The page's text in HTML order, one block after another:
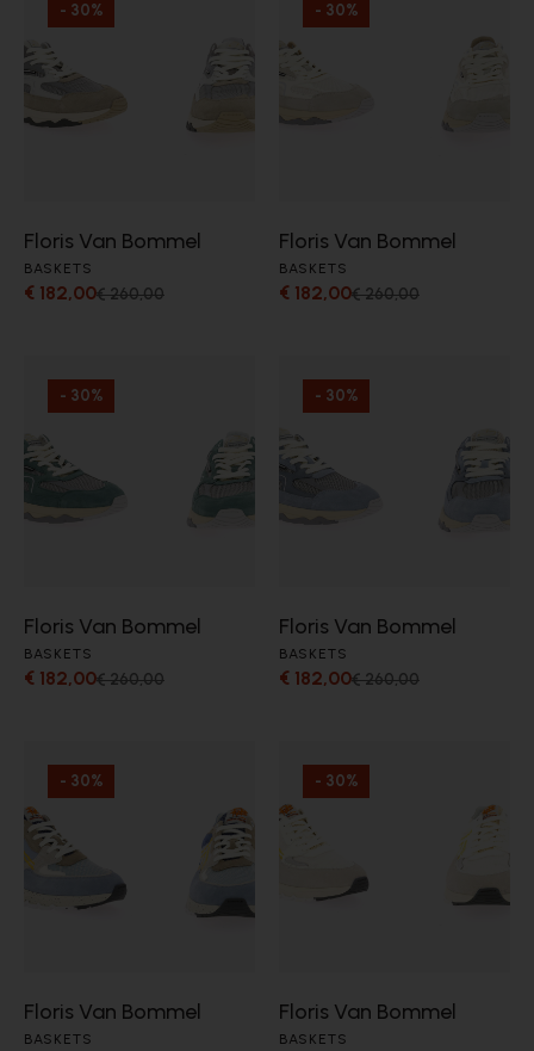
- 30%
Floris Van Bommel
BASKETS
€ 182,00€ 260,00
- 30%
Floris Van Bommel
BASKETS
€ 182,00€ 260,00
- 30%
Floris Van Bommel
BASKETS
€ 182,00€ 260,00
- 30%
Floris Van Bommel
BASKETS
€ 182,00€ 260,00
- 30%
Floris Van Bommel
BASKETS
- 30%
Floris Van Bommel
BASKETS